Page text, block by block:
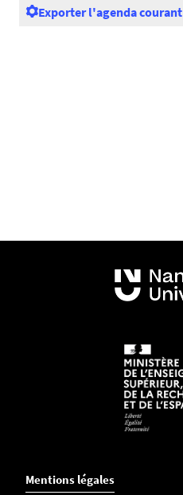
Exporter l'agenda courant
Mentions légales